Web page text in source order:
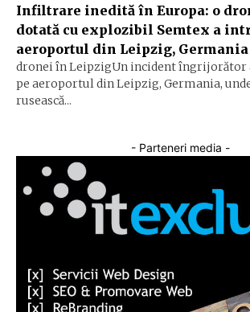
Infiltrare inedită în Europa: o
dotată cu explozibil Semtex a
aeroportul din Leipzig, Germania
dronei în LeipzigUn incident îngrijorător
pe aeroportul din Leipzig, Germania,
rusească...
- Parteneri media -